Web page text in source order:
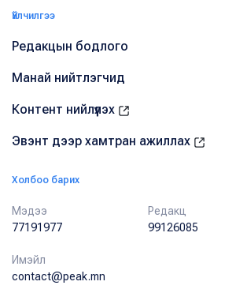
Үйлчилгээ
Редакцын бодлого
Манай нийтлэгчид
Контент нийлүүлэх
Эвэнт дээр хамтран ажиллах
Холбоо барих
Мэдээ
77191977
Редакц
99126085
Имэйл
contact@peak.mn